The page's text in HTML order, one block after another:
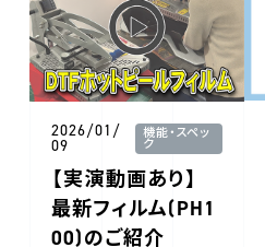
2026/01/
09
機能・スペッ
ク
【実演動画あり】
最新フィルム(PH1
00)のご紹介